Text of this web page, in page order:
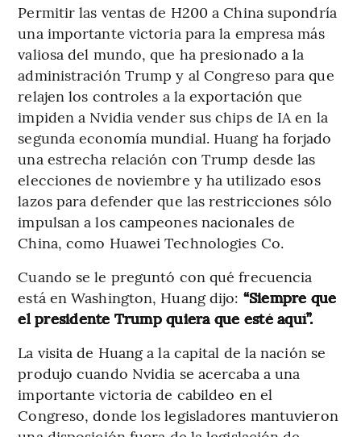
Permitir las ventas de H200 a China supondría
una importante victoria para la empresa más
valiosa del mundo, que ha presionado a la
administración Trump y al Congreso para que
relajen los controles a la exportación que
impiden a Nvidia vender sus chips de IA en la
segunda economía mundial. Huang ha forjado
una estrecha relación con Trump desde las
elecciones de noviembre y ha utilizado esos
lazos para defender que las restricciones sólo
impulsan a los campeones nacionales de
China, como Huawei Technologies Co.
Cuando se le preguntó con qué frecuencia
está en Washington, Huang dijo: “Siempre que
el presidente Trump quiera que esté aquí”.
La visita de Huang a la capital de la nación se
produjo cuando Nvidia se acercaba a una
importante victoria de cabildeo en el
Congreso, donde los legisladores mantuvieron